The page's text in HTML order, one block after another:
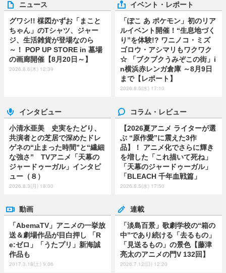
ニュース
グワシ!! 楳図かずお「まこと
ちゃん」のTシャツ、ジャー
ジ、生活雑貨が登場なのら
～！ POP UP STORE in 墓場
の画廊開催【8月20日～】
2026.8.6(木) 12:39
イベント・レポート
「ぽこ あ ポケモン」初のリア
ルイベント開催！“生息地づく
り”を体験!? ワニノコ・ミズ
ゴロウ・アシマリもワクワク
☆ 「ブクブクうみぞこの街」i
n横浜赤レンガ倉庫 ～8月9日
まで【レポート】
2026.8.5(水) 17:10
インタビュー
小清水亜美 史実をたどり、
共演者との芝居で深めたドレ
ゲネの“止まった時間”と“繊細
な強さ” TVアニメ「天幕の
ジャードゥーガル」インタビ
ュー（８）
2026.8.3(月) 18:00
コラム・レビュー
【2026夏アニメ ライターが選
ぶ “原作愛”に震えた3作
品】！ アニメ化でさらに輝き
を増した「これ描いて死ね」
「天幕のジャードゥーガル」
「BLEACH 千年血戦篇」
2026.8.5(水) 17:50
動画
「AbemaTV」アニメの一挙放
送＆劇場作品が目白押し 「R
e:ゼロ」「うたプリ」新海誠
作品も
2017.3.18(土) 9:06
連載
「淡島百景」歌劇学校の“箱の
中”であり続ける「去るもの」
「見送るもの」の景色【藤津
亮太のアニメの門V 132回】
2026.7.12(日) 12:20